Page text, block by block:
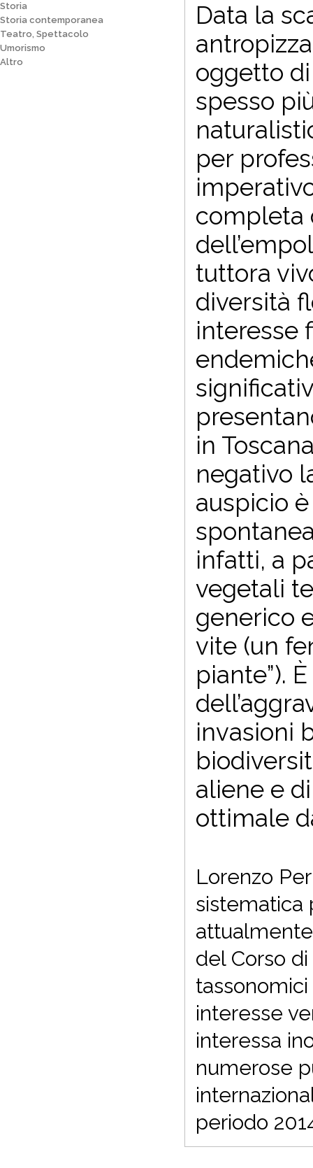
Storia
Storia contemporanea
Teatro, Spettacolo
Umorismo
Altro
Data la
oggetto
spesso
per
completa
tuttora
diversità
interesse
in
negativo
auspicio
infatti, a
vegetali
generico
vite (un
piante”).
invasioni
aliene e
ottimale
Lorenzo
sistematica
del Corso
interesse
interessa
numerose
periodo